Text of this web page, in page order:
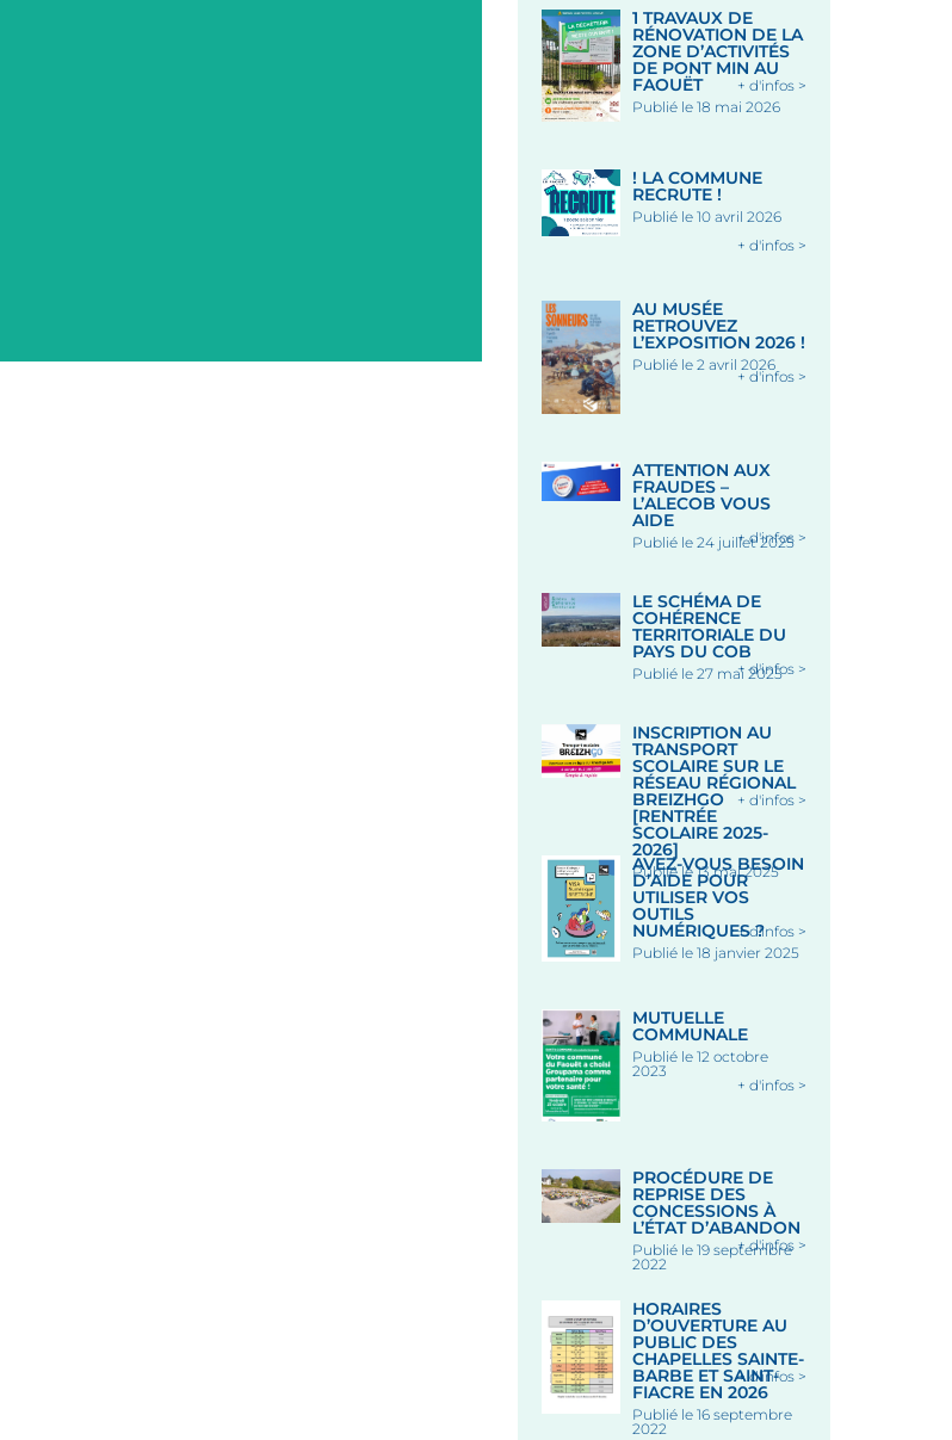
1 TRAVAUX DE
RÉNOVATION DE LA
ZONE D’ACTIVITÉS
DE PONT MIN AU
FAOUËT
Publié le 18 mai 2026
+ d'infos >
! LA COMMUNE
RECRUTE !
Publié le 10 avril 2026
+ d'infos >
AU MUSÉE
RETROUVEZ
L’EXPOSITION 2026 !
Publié le 2 avril 2026
+ d'infos >
ATTENTION AUX
FRAUDES –
L’ALECOB VOUS
AIDE
Publié le 24 juillet 2025
+ d'infos >
LE SCHÉMA DE
COHÉRENCE
TERRITORIALE DU
PAYS DU COB
Publié le 27 mai 2025
+ d'infos >
INSCRIPTION AU
TRANSPORT
SCOLAIRE SUR LE
RÉSEAU RÉGIONAL
BREIZHGO
[RENTRÉE
SCOLAIRE 2025-
2026]
Publié le 13 mai 2025
+ d'infos >
AVEZ-VOUS BESOIN
D’AIDE POUR
UTILISER VOS
OUTILS
NUMÉRIQUES ?
Publié le 18 janvier 2025
+ d'infos >
MUTUELLE
COMMUNALE
Publié le 12 octobre
2023
+ d'infos >
PROCÉDURE DE
REPRISE DES
CONCESSIONS À
L’ÉTAT D’ABANDON
Publié le 19 septembre
2022
+ d'infos >
HORAIRES
D’OUVERTURE AU
PUBLIC DES
CHAPELLES SAINTE-
BARBE ET SAINT-
FIACRE EN 2026
Publié le 16 septembre
2022
+ d'infos >